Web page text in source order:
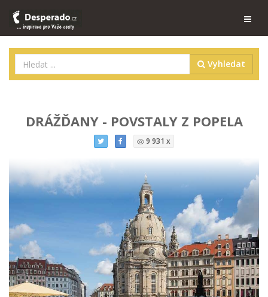
Vyhledat
DRÁŽĎANY - POVSTALY Z POPELA
9 931 x